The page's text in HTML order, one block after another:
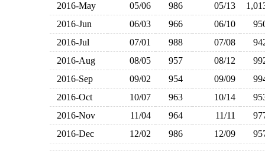
2016-May
05/06 986 05/13
2016-Jun
06/03 966 06/10
2016-Jul
07/01 988 07/08
2016-Aug
08/05 957 08/12
2016-Sep
09/02 954 09/09
2016-Oct
10/07 963 10/14
2016-Nov
11/04 964 11/11
2016-Dec
12/02 986 12/09